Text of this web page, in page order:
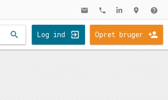
mail phone location_on help
search Log ind Opret bruger